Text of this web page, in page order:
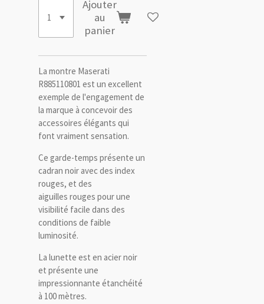
Ajouter
au
panier
La montre Maserati
R885110801 est un excellent
exemple de l'engagement de
la marque à concevoir des
accessoires élégants qui
font vraiment sensation.
Ce garde-temps présente un
cadran noir avec des index
rouges, et des
aiguilles rouges pour une
visibilité facile dans des
conditions de faible
luminosité.
La lunette est en acier noir
et présente une
impressionnante étanchéité
à 100 mètres.